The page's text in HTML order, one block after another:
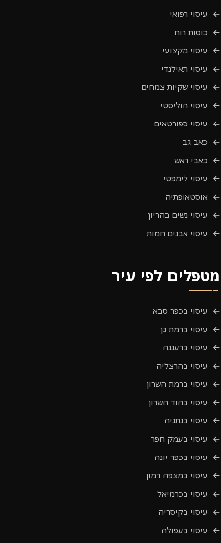
עיסוי רפואי
כוסות רוח
עיסוי מקצועי
עיסוי תאילנדי
עיסוי שקיות צמחים
עיסוי הוליסטי
עיסוי ספורטאים
כאב גב
כאבי ראש
עיסוי לימפטי
אוסטאופתיה
עיסוי נשים בהריון
עיסוי אבנים חמות
מטפלים לפי עיר
עיסוי בכפר סבא
עיסוי ברמת גן
עיסוי ברעננה
עיסוי בהרצליה
עיסוי ברמת השרון
עיסוי בהוד השרון
עיסוי בנתניה
עיסוי בעמק חפר
עיסוי בכפר יונה
עיסוי במצפה רמון
עיסוי בכרמיאל
עיסוי בקיסריה
עיסוי בעפולה